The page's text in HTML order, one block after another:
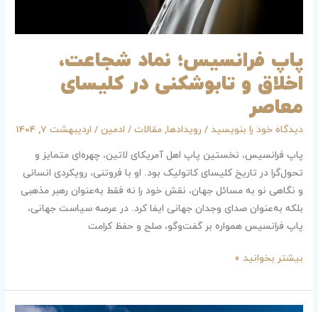
پاپ فرانسیس؛ نماد شجاعت،
اخلاق و تابوشکنی در کلیسای
معاصر
دیدگاه‌ خود را بنویسید / رویدادها,مقالات / ادمین/ اردیبهشت 7, 1404
پاپ فرانسیس، نخستین پاپ اهل آمریکای لاتین، چهره‌ای متمایز و
تحول‌گرا در تاریخ کلیسای کاتولیک بود. او با فروتنی، رویکردی انسانی
و نگاهی نو به مسائل جهان، نقش خود را نه فقط به‌عنوان رهبر مذهبی
بلکه به‌عنوان صدای وجدان جهانی ایفا کرد. در عرصه سیاست جهانی،
پاپ فرانسیس همواره بر گفت‌وگو، صلح و حفظ کرامت
بیشتر بخوانید »